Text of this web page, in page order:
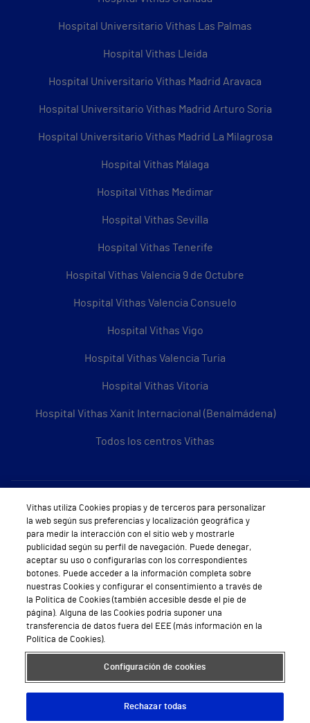
Hospital Universitario Vithas Las Palmas
Hospital Vithas Lleida
Hospital Universitario Vithas Madrid Aravaca
Hospital Universitario Vithas Madrid Arturo Soria
Hospital Universitario Vithas Madrid La Milagrosa
Hospital Vithas Málaga
Hospital Vithas Medimar
Hospital Vithas Sevilla
Hospital Vithas Tenerife
Hospital Vithas Valencia 9 de Octubre
Hospital Vithas Valencia Consuelo
Hospital Vithas Vigo
Hospital Vithas Valencia Turia
Hospital Vithas Vitoria
Hospital Vithas Xanit Internacional (Benalmádena)
Todos los centros Vithas
Sobre Vithas
Quiénes somos
Trabajar en Vithas
Teléfono Cita Médica
Teléfono Atención al Cliente
Política de seguridad y salud en el trabajo
Conoce a Supervita
Vithas utiliza Cookies propias y de terceros para personalizar
la web según sus preferencias y localización geográfica y
para medir la interacción con el sitio web y mostrarle
publicidad según su perfil de navegación. Puede denegar,
aceptar su uso o configurarlas con los correspondientes
botones. Puede acceder a la información completa sobre
nuestras Cookies y configurar el consentimiento a través de
la Política de Cookies (también accesible desde el pie de
página). Alguna de las Cookies podría suponer una
transferencia de datos fuera del EEE (más información en la
Política de Cookies).
Configuración de cookies
Rechazar todas